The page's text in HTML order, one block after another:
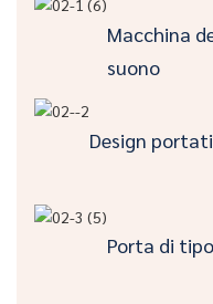
Macchina
suono
Design
Porta di